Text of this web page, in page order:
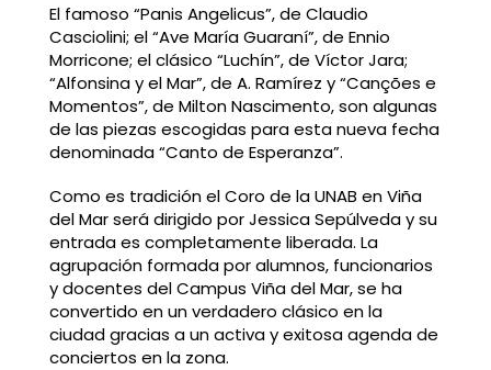
El famoso “Panis Angelicus”, de Claudio
Casciolini; el “Ave María Guaraní”, de Ennio
Morricone; el clásico “Luchín”, de Víctor Jara;
“Alfonsina y el Mar”, de A. Ramírez y “Canções e
Momentos”, de Milton Nascimento, son algunas
de las piezas escogidas para esta nueva fecha
denominada “Canto de Esperanza”.
Como es tradición el Coro de la UNAB en Viña
del Mar será dirigido por Jessica Sepúlveda y su
entrada es completamente liberada. La
agrupación formada por alumnos, funcionarios
y docentes del Campus Viña del Mar, se ha
convertido en un verdadero clásico en la
ciudad gracias a un activa y exitosa agenda de
conciertos en la zona.